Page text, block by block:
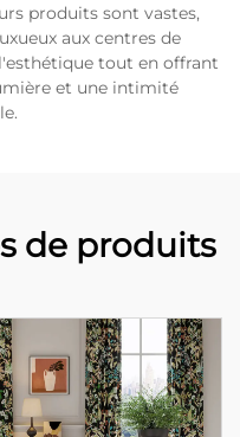
produits sont vastes,
aux centres de
tout en offrant
et une intimité
de produits